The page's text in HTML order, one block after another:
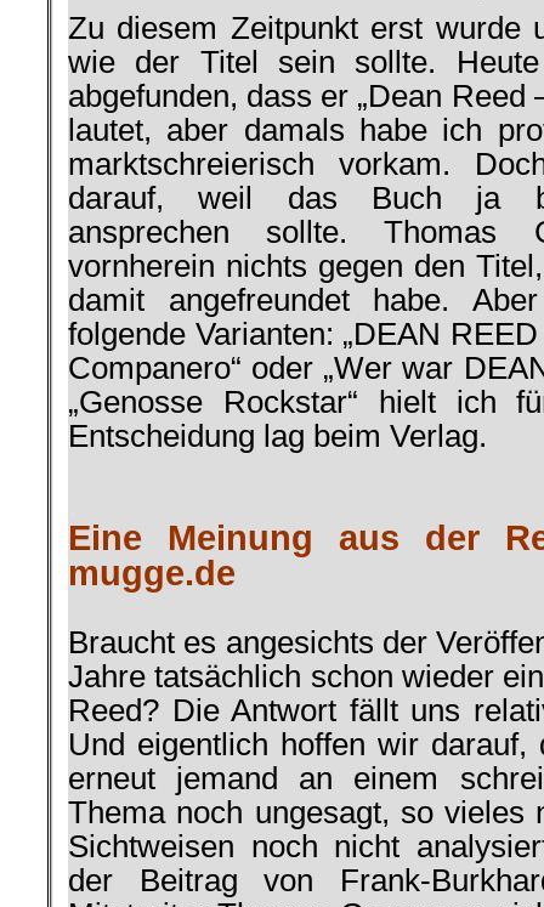
Zu diesem Zeitpunkt erst wurde
wie der Titel sein sollte.
abgefunden, dass er „Dean Reed
lautet, aber damals habe ich
marktschreierisch vorkam.
darauf, weil das Buch ja
ansprechen sollte. Thomas
vornherein nichts gegen den
damit angefreundet habe.
folgende Varianten: „DEAN
Companero“ oder „Wer war
„Genosse Rockstar“ hielt ich
Entscheidung lag beim Verlag.
Eine Meinung aus der
mugge.de
Braucht es angesichts der
Jahre tatsächlich schon wieder
Reed? Die Antwort fällt uns
Und eigentlich hoffen wir
erneut jemand an einem
Thema noch ungesagt, so vieles
Sichtweisen noch nicht
der Beitrag von Frank-